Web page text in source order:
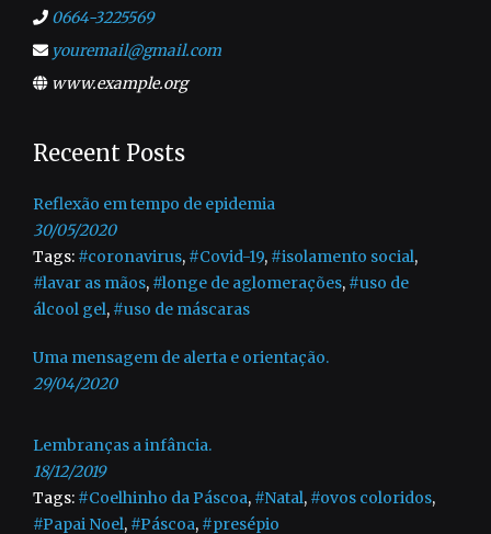
0664-3225569
youremail@gmail.com
www.example.org
Receent Posts
Reflexão em tempo de epidemia
30/05/2020
Tags: #coronavirus, #Covid-19, #isolamento social,
#lavar as mãos, #longe de aglomerações, #uso de
álcool gel, #uso de máscaras
Uma mensagem de alerta e orientação.
29/04/2020
Lembranças a infância.
18/12/2019
Tags: #Coelhinho da Páscoa, #Natal, #ovos coloridos,
#Papai Noel, #Páscoa, #presépio